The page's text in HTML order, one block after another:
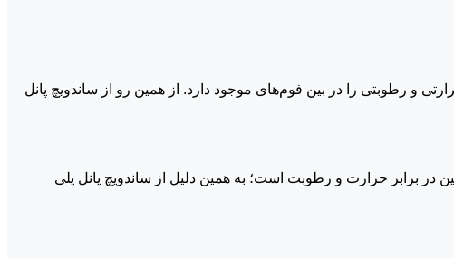
و رطوبتی را در بین فوم‌های موجود دارد. از همین رو از ساندویچ پانل
در برابر حرارت و رطوبت است؛ به همین دلیل از ساندویچ پانل پلی